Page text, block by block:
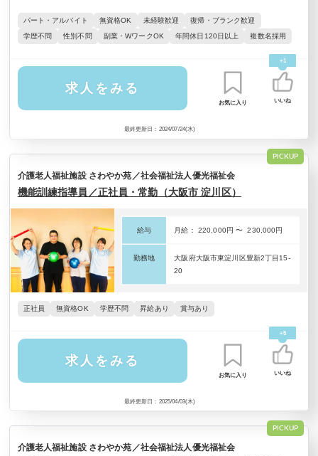
パート・アルバイト 無資格OK 未経験歓迎
復帰・ブランク歓迎
学歴不問
性別不問 副業・WワークOK 年間休日120日以上 複数名採用
最終更新日：2024/07/24(水)
求人をみる
お気に入り
+1
いいね
介護老人福祉施設 さわやか苑／社会福祉法人優光福祉会
PICKUP
機能訓練指導員／正社員・常勤（大阪市 淀川区）
正社員 無資格OK 学歴不問 昇給あり 賞与あり
給与 月給： 220,000円 〜 230,000円
勤務地
大阪府大阪市東淀川区豊新2丁目15-
20
最終更新日：2025/04/03(木)
求人をみる
お気に入り
+5
いいね
介護老人福祉施設 さわやか苑／社会福祉法人優光福祉会
PICKUP